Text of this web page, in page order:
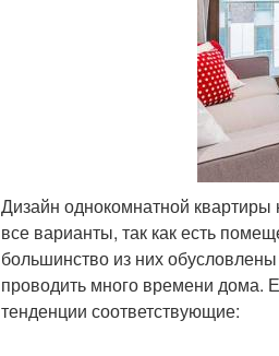
Дизайн однокомнатной
все варианты, так как есть
большинство из них
проводить много времени дома.
тенденции соответствующие: